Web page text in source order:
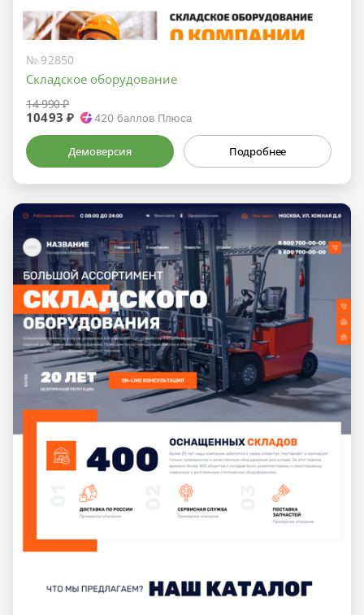
№ 92850
Складское оборудование
14 990 ₽
10493 ₽ 420 баллов Плюса
Демоверсия Подробнее